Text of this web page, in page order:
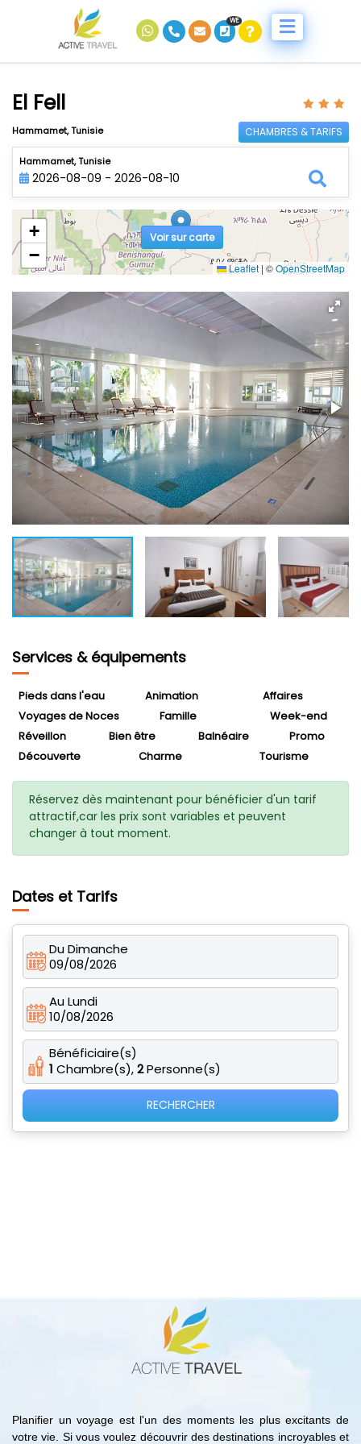
WE
El Fell
Hammamet, Tunisie CHAMBRES & TARIFS
Hammamet, Tunisie
2026-08-09 - 2026-08-10
+
−
Leaflet | ©OpenStreetMap
Voir sur carte
Services & équipements
Pieds dans l'eau Animation
Affaires
Voyages de Noces
Famille
Week-end
Réveillon
Bien être Balnéaire
Promo
Découverte
Charme Tourisme
Réservez dès maintenant pour bénéficier d'un tarif
attractif,car les prix sont variables et peuvent
changer à tout moment.
Dates et Tarifs
Du Dimanche
09/08/2026
Au Lundi
10/08/2026
Bénéficiaire(s)
1 Chambre(s),2Personne(s)
RECHERCHER
Planifier un voyage est l'un des moments les plus excitants de
votre vie. Si vous voulez découvrir des destinations incroyables et